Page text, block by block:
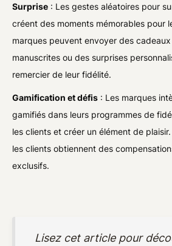
Surprise : Les gestes aléatoires pour
créent des moments mémorables pour
marques peuvent envoyer des
manuscrites ou des surprises
remercier de leur fidélité.
Gamification et défis : Les marques
gamifiés dans leurs programmes de
les clients et créer un élément de
les clients obtiennent des
exclusifs.
Lisez cet article pour